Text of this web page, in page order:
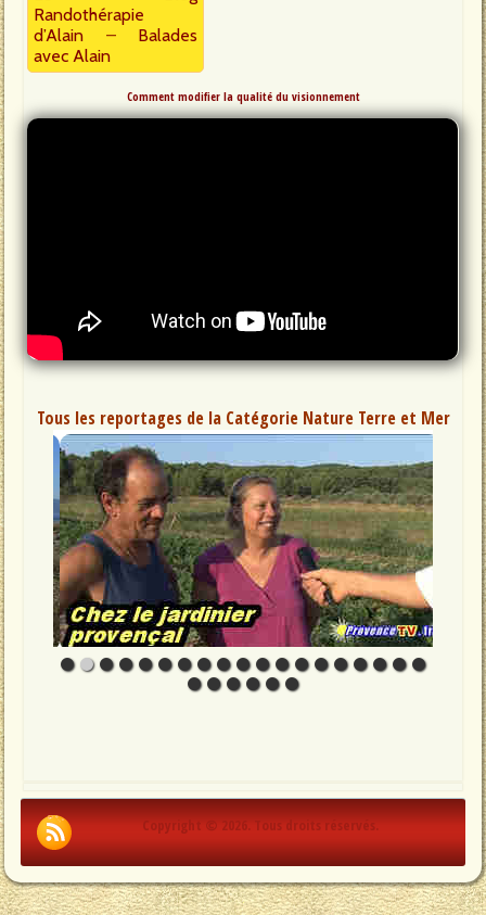
Randothérapie
d’Alain – Balades
avec Alain
Comment modifier la qualité du visionnement
Tous les reportages de la Catégorie Nature Terre et Mer
Copyright © 2026. Tous droits réservés.
.